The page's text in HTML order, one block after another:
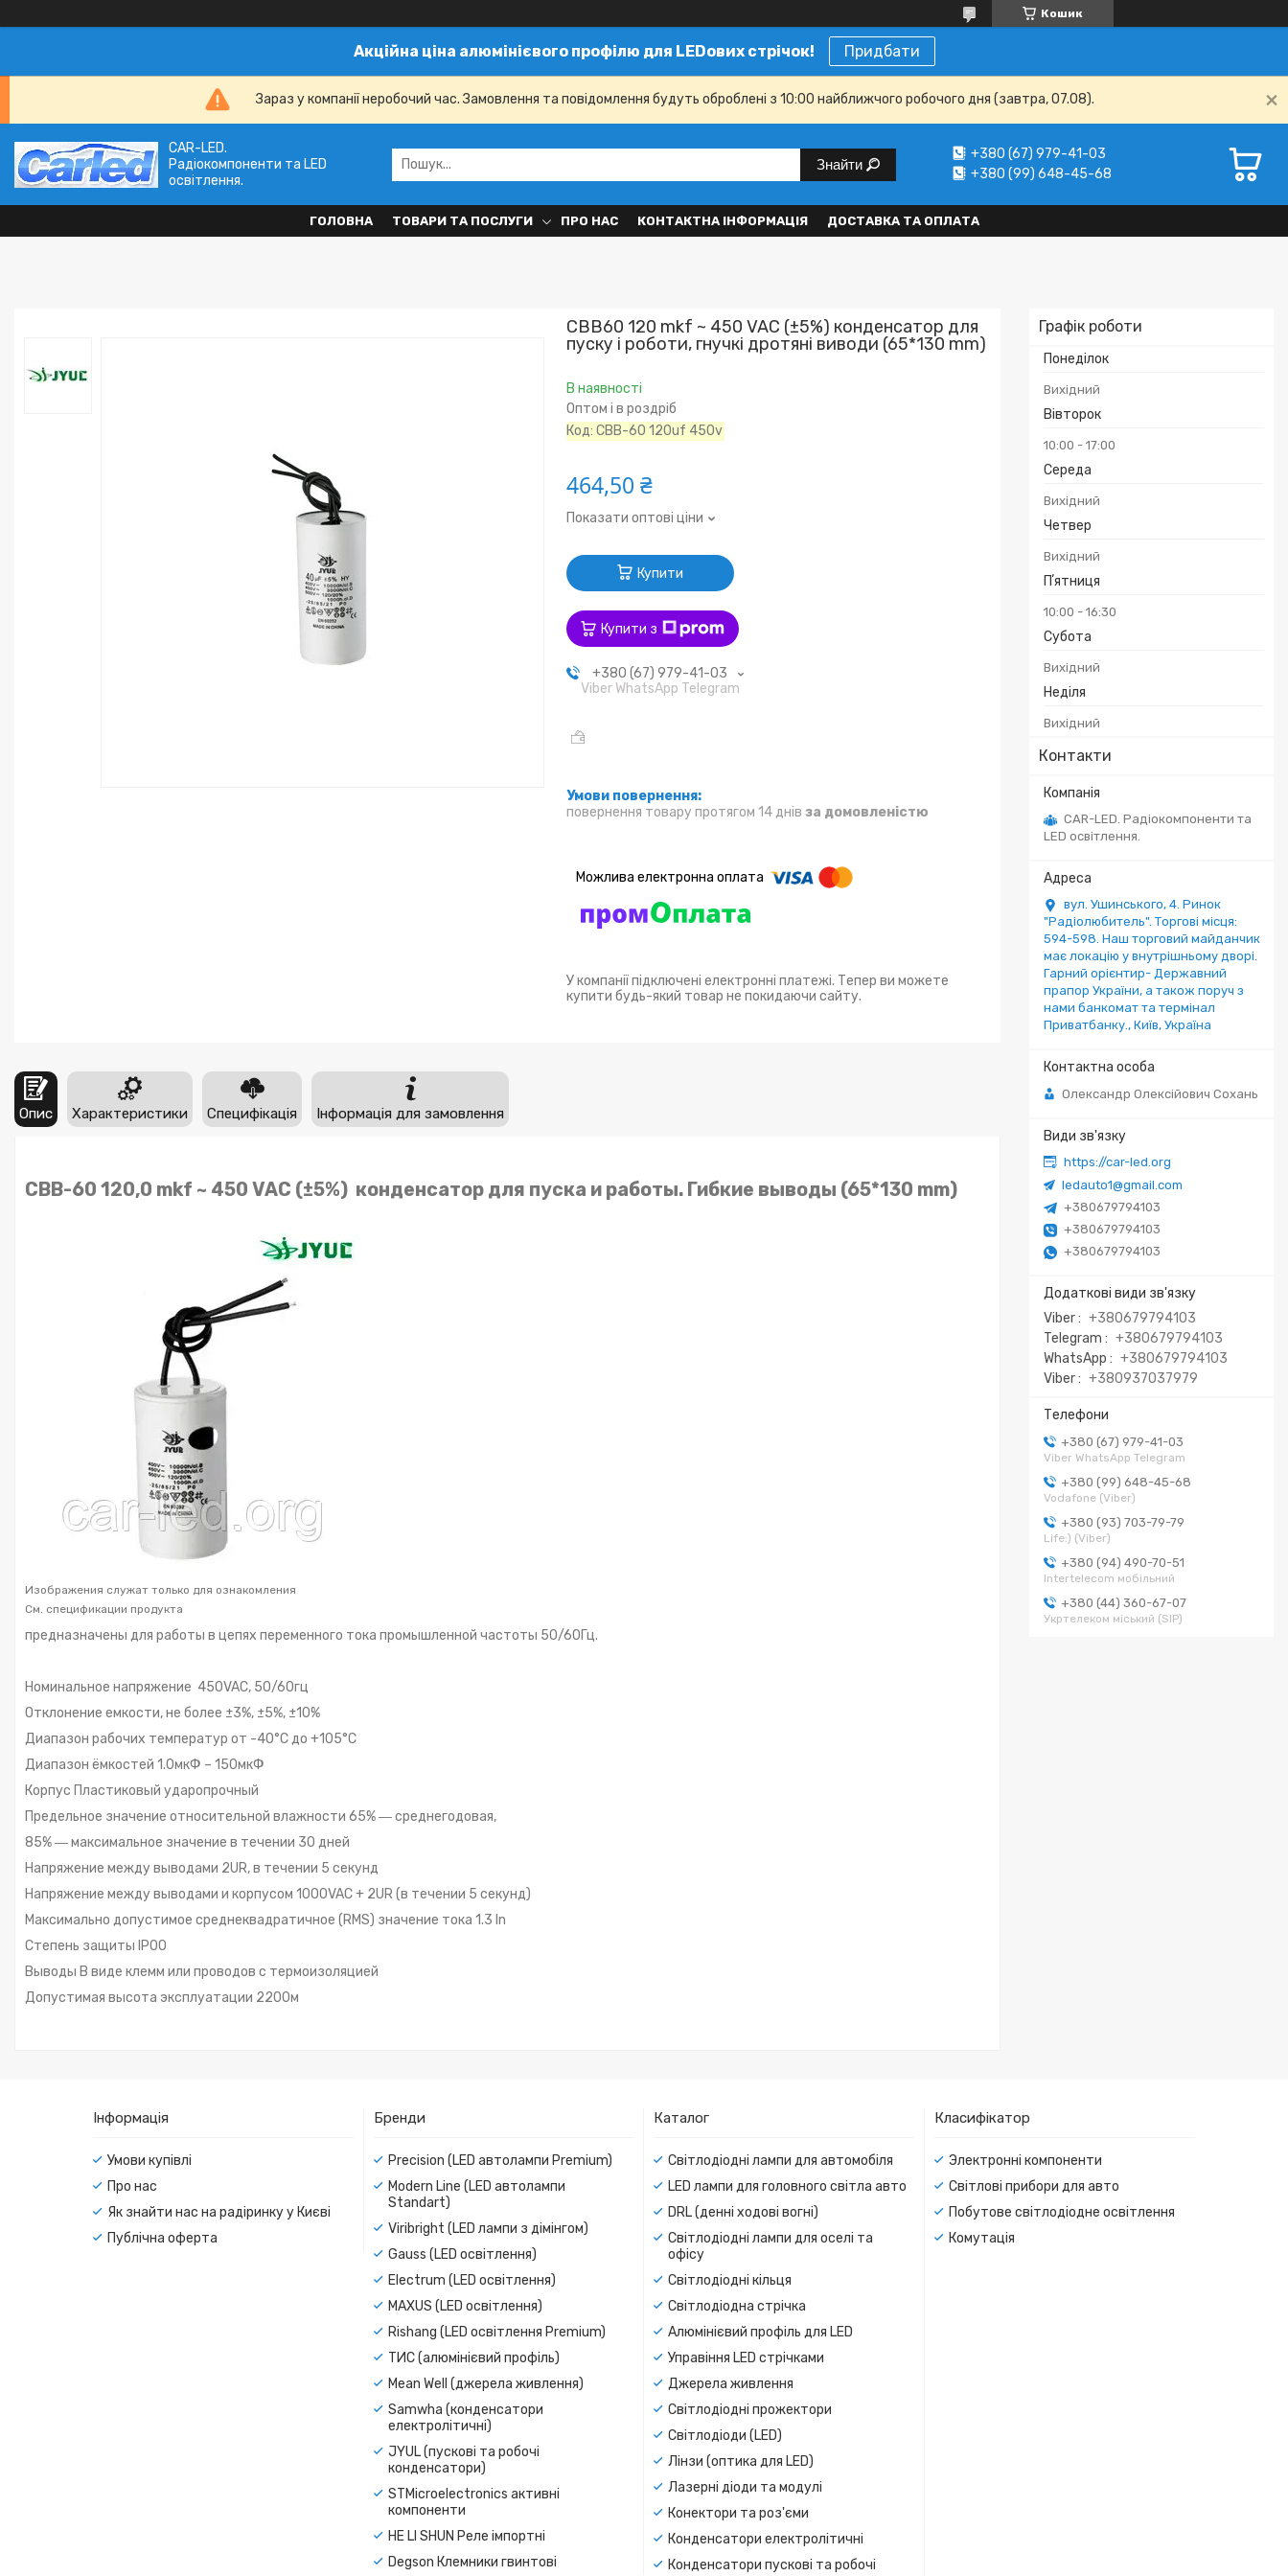
Кошик
Акційна ціна алюмінієвого профілю для LEDових стрічок! Придбати
Зараз у компанії неробочий час. Замовлення та повідомлення будуть оброблені з 10:00 найближчого робочого дня (завтра, 07.08).
CAR-LED.
Радіокомпоненти та LED
освітлення.
Знайти
+380 (67) 979-41-03
+380 (99) 648-45-68
ГОЛОВНА ТОВАРИ ТА ПОСЛУГИ ПРО НАС КОНТАКТНА ІНФОРМАЦІЯ ДОСТАВКА ТА ОПЛАТА
Графік роботи
Понеділок
Вихідний
Вівторок
10:00 17:00
Середа
Вихідний
Четвер
Вихідний
Пʼятниця
10:00 16:30
Субота
Вихідний
Неділя
Вихідний
Контакти
CAR-LED. Радіокомпоненти та
LED освітлення.
вул. Ушинського, 4. Ринок
"Радіолюбитель". Торгові місця:
594-598. Наш торговий майданчик
має локацію у внутрішньому дворі.
Гарний орієнтир- Державний
прапор України, а також поруч з
нами банкомат та термінал
Приватбанку., Київ, Україна
Олександр Олексійович Сохань
https://car-led.org
ledauto1@gmail.com
+380679794103
+380679794103
+380679794103
Viber
+380679794103
Telegram
+380679794103
WhatsApp
+380679794103
Viber
+380937037979
+380 (67) 979-41-03
Viber WhatsApp Telegram
+380 (99) 648-45-68
Vodafone (Viber)
+380 (93) 703-79-79
Life:) (Viber)
+380 (94) 490-70-51
Intertelecom мобільний
+380 (44) 360-67-07
Укртелеком міський (SIP)
CBB60 120 mkf ~ 450 VAC (±5%) конденсатор для
пуску і роботи, гнучкі дротяні виводи (65*130 mm)
В наявності
Оптом і в роздріб
Код:CBB-60 120uf 450v
464,50 ₴
Показати оптові ціни
Купити
Купити з
+380 (67) 979-41-03
Viber WhatsApp Telegram
повернення товару протягом 14 днів за домовленістю
У компанії підключені електронні платежі. Тепер ви можете
купити будь-який товар не покидаючи сайту.
Опис Характеристики Специфікація Інформація для замовлення
CBB-60 120,0 mkf ~ 450 VAC (±5%) конденсатор для пуска и работы. Гибкие выводы (65*130 mm)
Изображения служат только для ознакомления
См. спецификации продукта
предназначены для работы в цепях переменного тока промышленной частоты 50/60Гц.
Номинальное напряжение 450VAC, 50/60гц
Отклонение емкости, не более ±3%, ±5%, ±10%
Диапазон рабочих температур от -40°С до +105°С
Диапазон ёмкостей 1.0мкФ – 150мкФ
Корпус Пластиковый ударопрочный
Предельное значение относительной влажности 65% ― среднегодовая,
85% ― максимальное значение в течении 30 дней
Напряжение между выводами 2UR, в течении 5 секунд
Напряжение между выводами и корпусом 1000VAC + 2UR (в течении 5 секунд)
Максимально допустимое среднеквадратичное (RMS) значение тока 1.3 In
Степень защиты IP00
Выводы В виде клемм или проводов с термоизоляцией
Допустимая высота эксплуатации 2200м
Інформація
Умови купівлі
Про нас
Як знайти нас на радіринку у Києві
Публічна оферта
Бренди
Precision (LED автолампи Premium)
Modern Line (LED автолампи
Standart)
Viribright (LED лампи з дімінгом)
Gauss (LED освітлення)
Electrum (LED освітлення)
MAXUS (LED освітлення)
Rishang (LED освітлення Premium)
ТИС (алюмінієвий профіль)
Mean Well (джерела живлення)
Samwha (конденсатори
електролітичні)
JYUL (пускові та робочі
конденсатори)
STMicroelectronics активні
компоненти
HE LI SHUN Реле імпортні
Degson Клемники гвинтові
Каталог
Світлодіодні лампи для автомобіля
LED лампи для головного світла авто
DRL (денні ходові вогні)
Світлодіодні лампи для оселі та
офісу
Світлодіодні кільця
Світлодіодна стрічка
Алюмінієвий профіль для LED
Управіння LED стрічками
Джерела живлення
Світлодіодні прожектори
Світлодіоди (LED)
Лінзи (оптика для LED)
Лазерні діоди та модулі
Конектори та роз'єми
Конденсатори електролітичні
Конденсатори пускові та робочі
Класифікатор
Электронні компоненти
Світлові прибори для авто
Побутове світлодіодне освітлення
Комутація